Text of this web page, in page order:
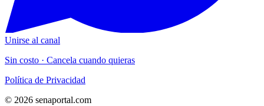
Unirse al canal
Sin costo · Cancela cuando quieras
Política de Privacidad
© 2026 senaportal.com